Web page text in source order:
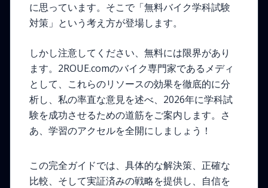
に思っています。そこで「無料バイク学科試験
対策」という考え方が登場します。
しかし注意してください、無料には限界があり
ます。2ROUE.comのバイク専門家であるメディ
として、これらのリソースの効果を徹底的に分
析し、私の率直な意見を述べ、2026年に学科試
験を成功させるための道筋をご案内します。さ
あ、学習のアクセルを全開にしましょう！
この完全ガイドでは、具体的な解決策、正確な
比較、そして実証済みの戦略を提供し、自信を